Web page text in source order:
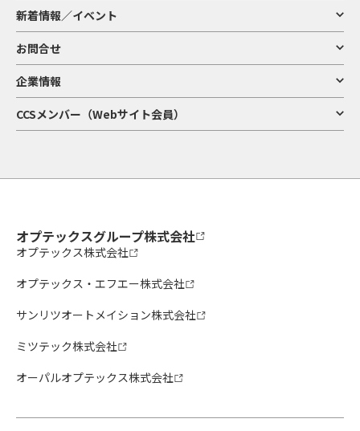
新着情報／イベント
お問合せ
企業情報
CCSメンバー（Webサイト会員）
オプテックスグループ株式会社
オプテックス株式会社
オプテックス・エフエー株式会社
サンリツオートメイション株式会社
ミツテック株式会社
オーパルオプテックス株式会社